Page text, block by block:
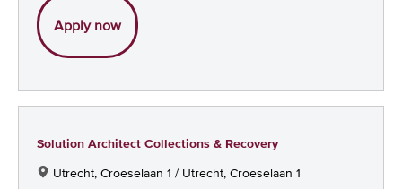
Apply nowSenior Forecaster
Solution Architect Collections & Recovery
Utrecht, Croeselaan 1 / Utrecht, Croeselaan 1